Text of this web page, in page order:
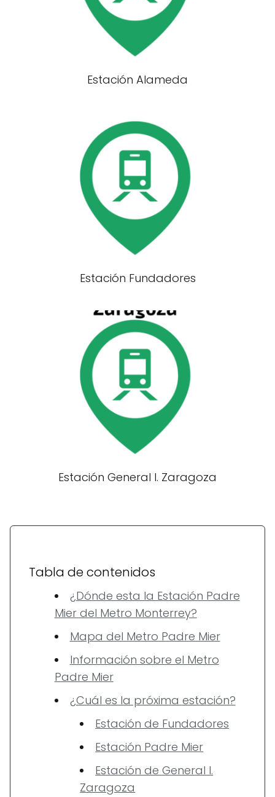
Estación Alameda
Estación Fundadores
Estación General I. Zaragoza
Tabla de contenidos
¿Dónde esta la Estación Padre
Mier del Metro Monterrey?
Mapa del Metro Padre Mier
Información sobre el Metro
Padre Mier
¿Cuál es la próxima estación?
Estación de Fundadores
Estación Padre Mier
Estación de General I.
Zaragoza